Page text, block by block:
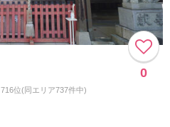
0
716位(同エリア737件中)